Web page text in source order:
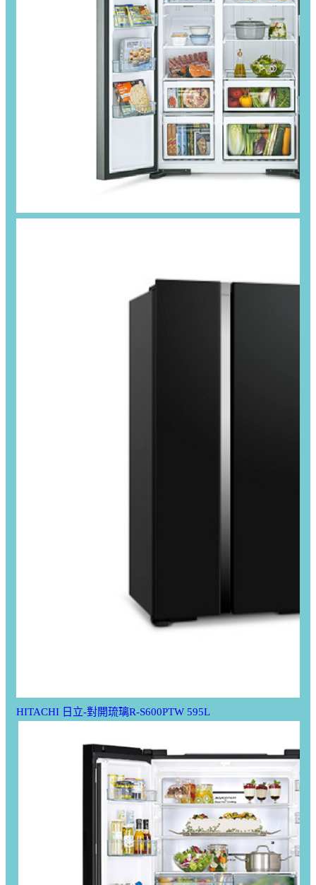
HITACHI 日立-對開琉璃R-S600PTW 595L